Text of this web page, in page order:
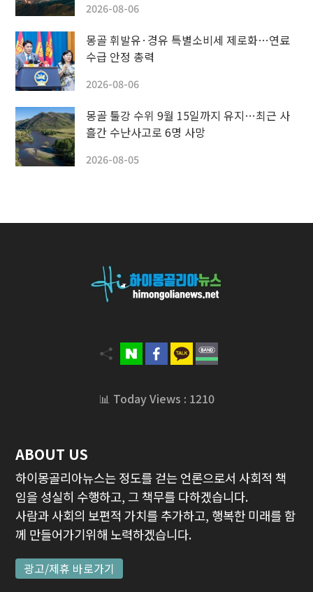
2026-08-06
몽골 휘발유·경유 특별소비세 제로화…연료
수급 안정 총력
2026-08-06
몽골 툴강 수위 9월 15일까지 유지…최근 사
흘간 수난사고로 6명 사망
2026-08-05
📊 Today Views : 1210
ABOUT US
하이몽골리아뉴스는 정도를 걷는 언론으로서 사회적 책
임을 성실히 수행하고, 그 책무를 다하겠습니다.
사람과 사회의 보편적 가치를 추가하고, 행복한 미래를 함
께 만들어가기위해 노력하겠습니다.
광고/제휴 바로가기